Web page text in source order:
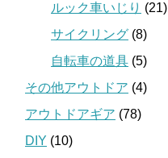
ルック車いじり (21)
サイクリング (8)
自転車の道具 (5)
その他アウトドア (4)
アウトドアギア (78)
DIY (10)